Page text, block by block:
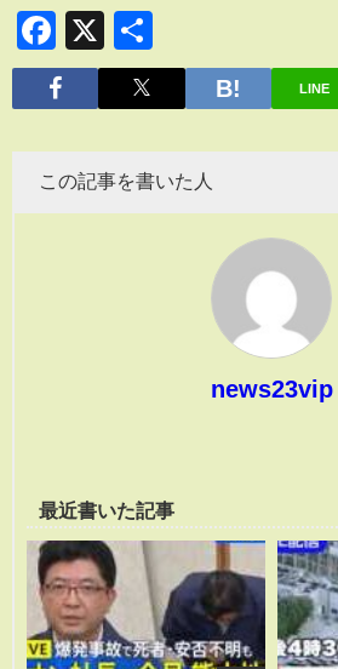
Facebook
X
有
LINE
この記事を書いた人
news23vip
最近書いた記事